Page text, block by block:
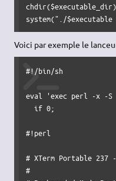
Voici par exemple le
#!/bin/sh
eval 'exec perl -x -S
  if 0;
#!perl
# XTerm Portable
#